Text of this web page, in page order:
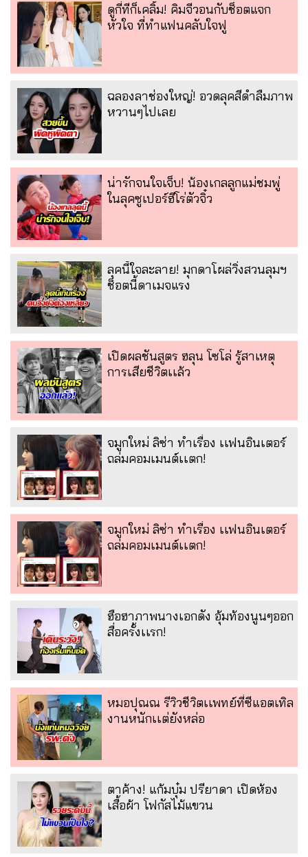
ดูกี่ทีก็เคลิ้ม! คิมจีวอนกับช็อตแจก
หัวใจ ที่ทำแฟนคลับใจฟู
ฉลองลาช่องใหญ่! อวดลุคสีดำลืมภาพ
หวานๆไปเลย
น่ารักจนใจเจ็บ! น้องเกลลูกแม่ชมพู่
ในลุคซูเปอร์ฮีโร่ตัวจิ๋ว
ลุคนี้ใจละลาย! มุกดาโผล่วิ่งสวนลุมฯ
ช็อตนี้ดาเมจแรง
เปิดผลชันสูตร ฮลุน โซโล่ รู้สาเหตุ
การเสียชีวิตเเล้ว
จมูกใหม่ ลิซ่า ทำเรื่อง เเฟนอินเตอร์
ถล่มคอมเมนต์เเตก!
จมูกใหม่ ลิซ่า ทำเรื่อง เเฟนอินเตอร์
ถล่มคอมเมนต์เเตก!
ฮือฮาภาพนางเอกดัง อุ้มท้องนูนๆออก
สื่อครั้งเเรก!
หมอปุณณ รีวิวชีวิตเเพทย์ที่ซีแอตเทิล
งานหนักเเต่ยังหล่อ
ตาค้าง! แก้มบุ๋ม ปรียาดา เปิดห้อง
เสื้อผ้า โฟกัสไม้แขวน